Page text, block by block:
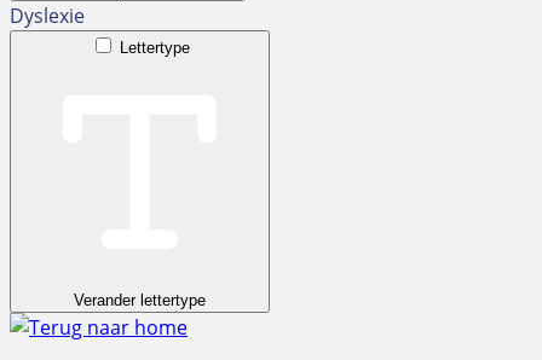
Dyslexie
Lettertype
Verander lettertype